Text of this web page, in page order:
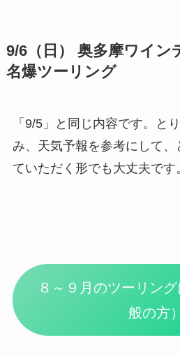
9/6（日） 奥多摩ワイン
名爆ツーリング
「9/5」と同じ内容です。と
み、天気予報を参考にして、
ていただく形でも大丈夫です
８～９月のツーリン
般の方）